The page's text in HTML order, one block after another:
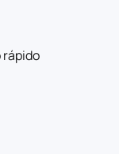
rápido